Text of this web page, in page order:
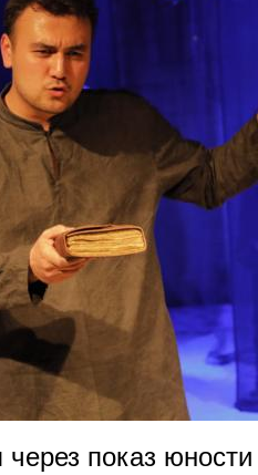
через показ